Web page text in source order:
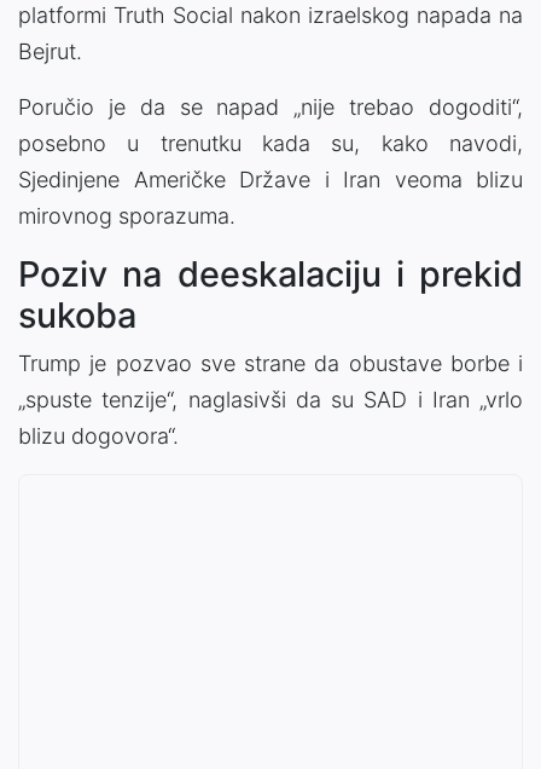
platformi Truth Social nakon izraelskog napada na
Bejrut.
Poručio je da se napad „nije trebao dogoditi“,
posebno u trenutku kada su, kako navodi,
Sjedinjene Američke Države i Iran veoma blizu
mirovnog sporazuma.
Poziv na deeskalaciju i prekid
sukoba
Trump je pozvao sve strane da obustave borbe i
„spuste tenzije“, naglasivši da su SAD i Iran „vrlo
blizu dogovora“.